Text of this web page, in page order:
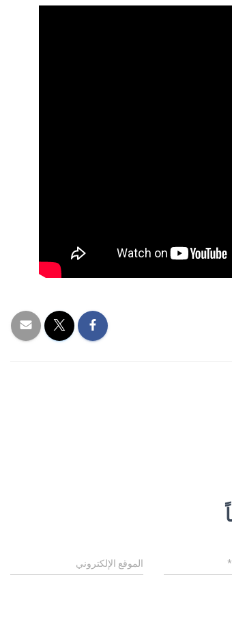
* الموقع الإلكتروني